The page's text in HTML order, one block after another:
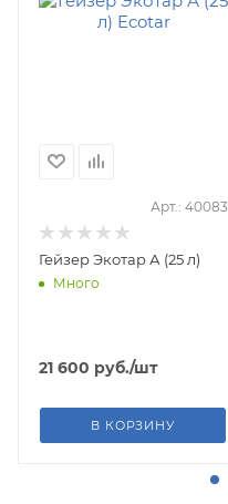
Арт.: 40083
Гейзер Экотар А (25 л)
Много
21 600 руб./шт
В КОРЗИНУ